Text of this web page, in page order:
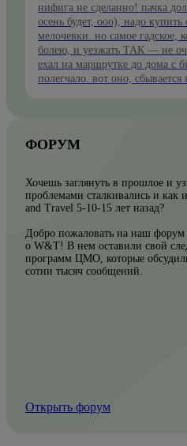
нифига не сделанно! пачка
осень будет, ооо), надо
мелочевки. но самое гадское,
болею, и уезжать ТАК — не
ехал на маршрутке до дома с
полегчало. вот оно, сбывается
ФОРУМ
Хочешь заглянуть в прошлое и
проблемами сталкивались и как
and Travel 5-10-15 лет назад?
Добро пожаловать на наш
о W&T! В нем оставили свой
программ ЦМО, которые
сотни тысяч сообщений.
Открыть форум